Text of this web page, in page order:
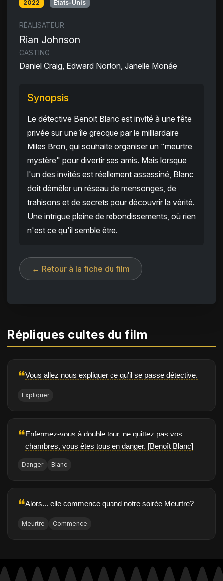
2022 États-Unis
RÉALISATEUR
Rian Johnson
CASTING
Daniel Craig, Edward Norton, Janelle Monáe
Synopsis
Le détective Benoit Blanc est invité à une fête
privée sur une île grecque par le milliardaire
Miles Bron, qui souhaite organiser un "meurtre
mystère" pour divertir ses amis. Mais lorsque
l'un des invités est réellement assassiné, Blanc
doit démêler un réseau de mensonges, de
trahisons et de secrets pour découvrir la vérité.
Une intrigue pleine de rebondissements, où rien
n'est ce qu'il semble être.
← Retour à la fiche du film
Répliques cultes du film
❝Vous allez nous expliquer ce qu'il se passe détective.
Expliquer
❝Enfermez-vous à double tour, ne quittez pas vos
chambres, vous êtes tous en danger. [Benoît Blanc]
Danger Blanc
❝Alors... elle commence quand notre soirée Meurtre?
Meurtre Commence